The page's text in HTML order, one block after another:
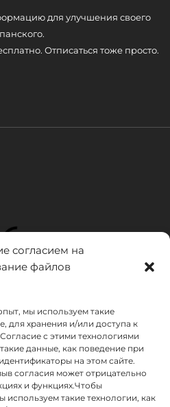
согласием на
файлов
мы используем такие
для хранения и/или доступа к
с этими технологиями
данные, как поведение при
на этом сайте.
согласия может отрицательно
и функциях.Чтобы
такие технологии, как
для улучшения своего
Отписаться тоже просто.
SOCIEDAD LIMITADA был